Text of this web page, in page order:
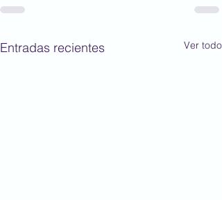
Entradas recientes Ver todo